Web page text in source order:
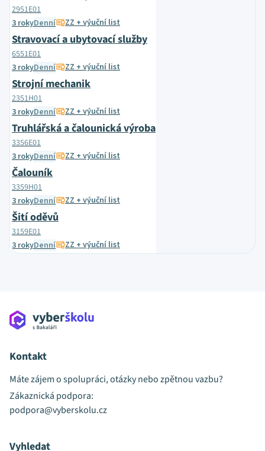
2951E01
3 rokyDenní ZZ + výuční list
Stravovací a ubytovací služby
6551E01
3 rokyDenní ZZ + výuční list
Strojní mechanik
2351H01
3 rokyDenní ZZ + výuční list
Truhlářská a čalounická výroba
3356E01
3 rokyDenní ZZ + výuční list
Čalouník
3359H01
3 rokyDenní ZZ + výuční list
Šití oděvů
3159E01
3 rokyDenní ZZ + výuční list
Kontakt
Máte zájem o spolupráci, otázky nebo zpětnou vazbu?
Zákaznická podpora:
podpora@vyberskolu.cz
Vyhledat